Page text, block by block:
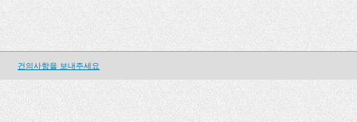
건의사항을 보내주세요